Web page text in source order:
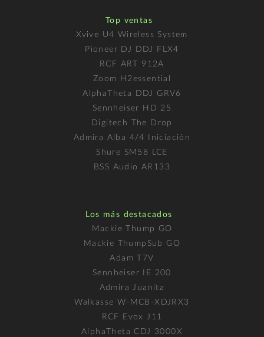
Top ventas
Xvive U4 Wireless System
Pioneer DJ DDJ FLX4
RCF ART 912A
Zoom H2essential
AlphaTheta DDJ GRV6
Sennheiser HD 25
Digitech The Drop
Admira Alba 4/4 Iniciación
Shure SM58 LCE
BSS Audio AR133
Los más destacados
Mackie Thump GO
Mackie ThumpSub GO
Adam T7V
Sennheiser IE 200
Admira Juanita
Walkasse W-MCB-XDJRX3
RCF Evox J11
AlphaTheta CDJ 3000X